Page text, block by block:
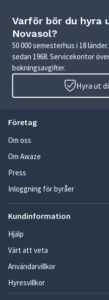
Varför bör du hyra
Novasol?
50 000 semesterhus i 18
sedan 1968. Servicekontor
bokningsavgifter.
Hyra ut
Företag
Om oss
Om Awaze
Press
Inloggning för byråer
Kundinformation
Hjälp
Värt att veta
Användarvillkor
Hyresvillkor